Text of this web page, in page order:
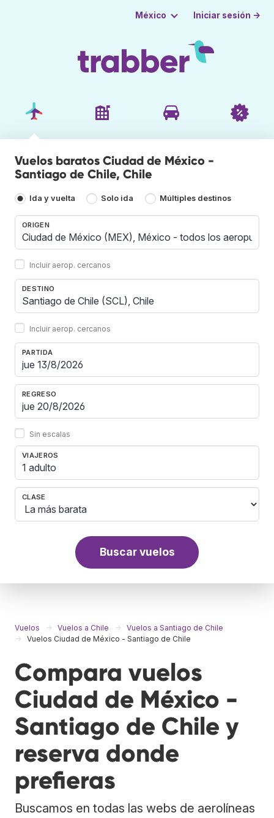
México Iniciar sesión →
Vuelos baratos Ciudad de México -
Santiago de Chile, Chile
Ida y vuelta Solo ida Múltiples destinos
ORIGEN
Incluir aerop. cercanos
DESTINO
Incluir aerop. cercanos
PARTIDA
REGRESO
Sin escalas
VIAJEROS
1 adulto
CLASE
Buscar vuelos
Vuelos Vuelos a Chile
Vuelos a Santiago de Chile
Vuelos Ciudad de México - Santiago de Chile
Compara vuelos
Ciudad de México -
Santiago de Chile y
reserva donde
prefieras
Buscamos en todas las webs de aerolíneas